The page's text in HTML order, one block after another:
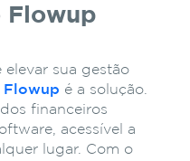
Flowup
elevar sua gestão
Flowup é a solução.
financeiros
acessível a
lugar. Com o